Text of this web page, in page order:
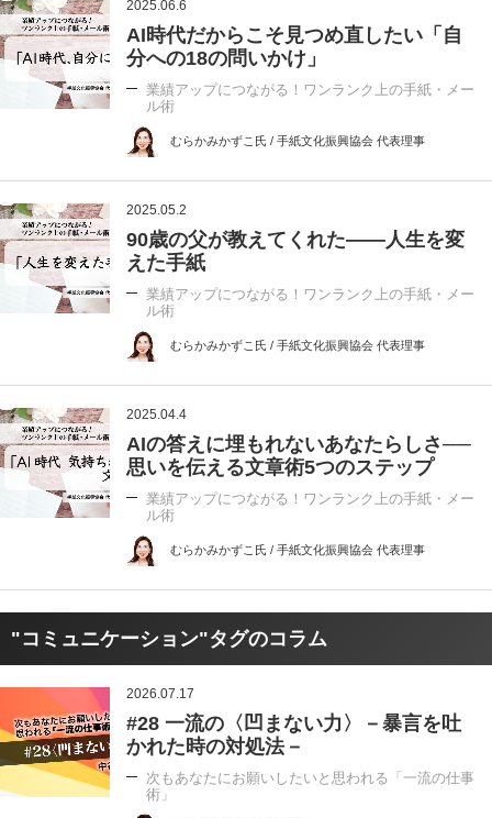
2025.06.6
AI時代だからこそ見つめ直したい「自
分への18の問いかけ」
業績アップにつながる！ワンランク上の手紙・メー
ル術
むらかみかずこ氏 / 手紙文化振興協会 代表理事
2025.05.2
90歳の父が教えてくれた――人生を変
えた手紙
業績アップにつながる！ワンランク上の手紙・メー
ル術
むらかみかずこ氏 / 手紙文化振興協会 代表理事
2025.04.4
AIの答えに埋もれないあなたらしさ──
思いを伝える文章術5つのステップ
業績アップにつながる！ワンランク上の手紙・メー
ル術
むらかみかずこ氏 / 手紙文化振興協会 代表理事
"コミュニケーション"タグのコラム
2026.07.17
#28 一流の〈凹まない力〉－暴言を吐
かれた時の対処法－
次もあなたにお願いしたいと思われる「一流の仕事
術」